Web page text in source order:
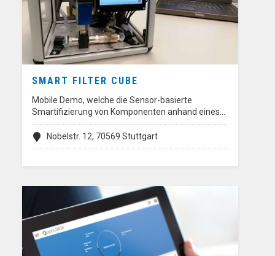
SMART FILTER CUBE
Mobile Demo, welche die Sensor-basierte
Smartifizierung von Komponenten anhand eines…
Nobelstr. 12, 70569 Stuttgart